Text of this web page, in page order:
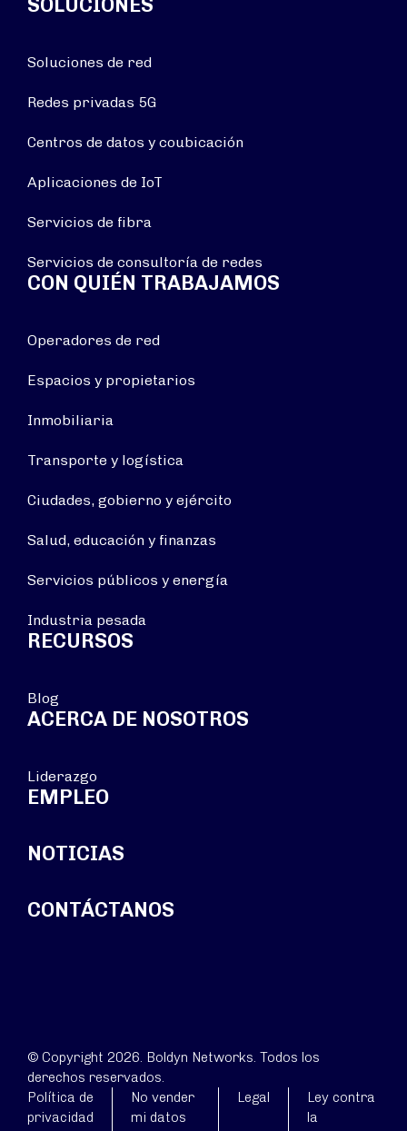
SOLUCIONES
Soluciones de red
Redes privadas 5G
Centros de datos y coubicación
Aplicaciones de IoT
Servicios de fibra
Servicios de consultoría de redes
CON QUIÉN TRABAJAMOS
Operadores de red
Espacios y propietarios
Inmobiliaria
Transporte y logística
Ciudades, gobierno y ejército
Salud, educación y finanzas
Servicios públicos y energía
Industria pesada
RECURSOS
Blog
ACERCA DE NOSOTROS
Liderazgo
EMPLEO
NOTICIAS
CONTÁCTANOS
© Copyright 2026. Boldyn Networks. Todos los
derechos reservados.
Política de
privacidad
No vender
mi datos
Legal
Ley contra
la